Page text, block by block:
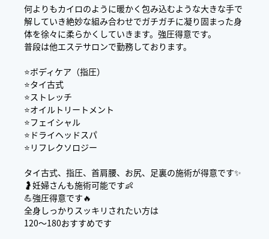
何よりもカイロのように暖かく包み込むような大きな手で
解していき絶妙な組み合わせでガチガチに凝り固まった身
体を徐々に柔らかくしていきます。強圧得意です。
普段は他エステサロンで勤務しております。
⭐️ボディケア（指圧）
⭐️タイ古式
⭐️ストレッチ
⭐️オイルトリートメント
⭐️フェイシャル
⭐️ドライヘッドスパ
⭐️リフレクソロジー
タイ古式、指圧、首肩腰、お尻、足裏の施術が得意です✨
🤰妊婦さんも施術可能です👶
💪強圧得意です🔥
全身しっかりスッキリされたい方は
120〜180おすすめです